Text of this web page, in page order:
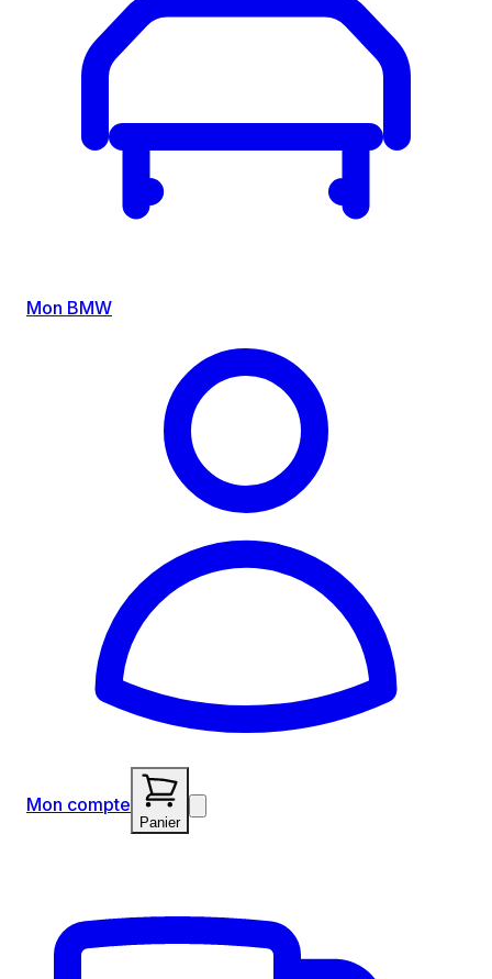
Mon BMW
Mon compte
Panier